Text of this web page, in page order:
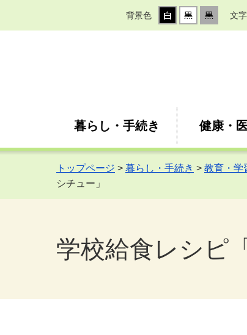
背景色 文
暮らし・手続き 健康・
トップページ > 暮らし・手続き > 教育・学
シチュー」
学校給食レシピ